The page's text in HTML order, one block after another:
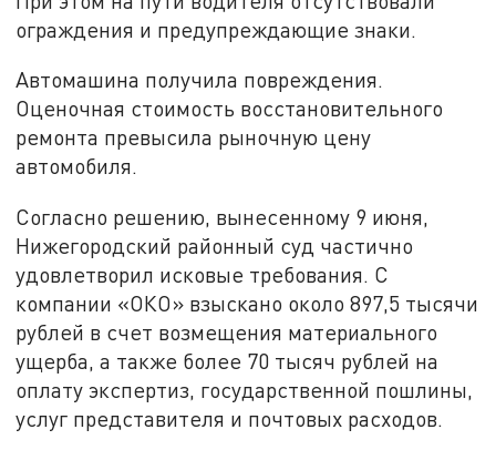
ограждения и предупреждающие знаки.
Автомашина получила повреждения.
Оценочная стоимость восстановительного
ремонта превысила рыночную цену
автомобиля.
Согласно решению, вынесенному 9 июня,
Нижегородский районный суд частично
удовлетворил исковые требования. С
компании «ОКО» взыскано около 897,5 тысячи
рублей в счет возмещения материального
ущерба, а также более 70 тысяч рублей на
оплату экспертиз, государственной пошлины,
услуг представителя и почтовых расходов.